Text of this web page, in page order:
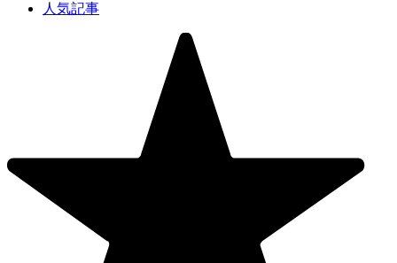
人気記事